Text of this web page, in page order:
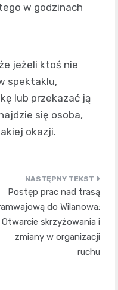
w godzinach
jeżeli ktoś nie
spektaklu,
lub przekazać ją
się osoba,
okazji.
Postęp prac nad trasą
do Wilanowa:
Otwarcie skrzyżowania i
zmiany w organizacji
ruchu